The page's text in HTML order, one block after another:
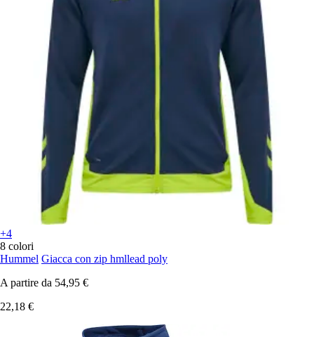
+4
8 colori
Hummel Giacca con zip hmllead poly
A partire da 54,95 €
22,18 €